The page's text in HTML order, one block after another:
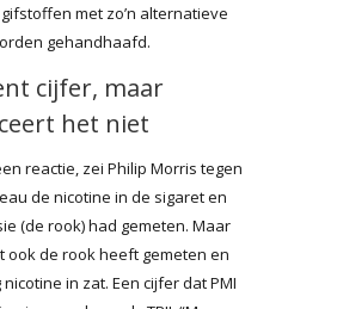
met zo’n alternatieve
gehandhaafd.
cijfer, maar
het niet
reactie, zei Philip Morris tegen
de nicotine in de sigaret en
(de rook) had gemeten. Maar
ook de rook heeft gemeten en
in zat. Een cijfer dat PMI